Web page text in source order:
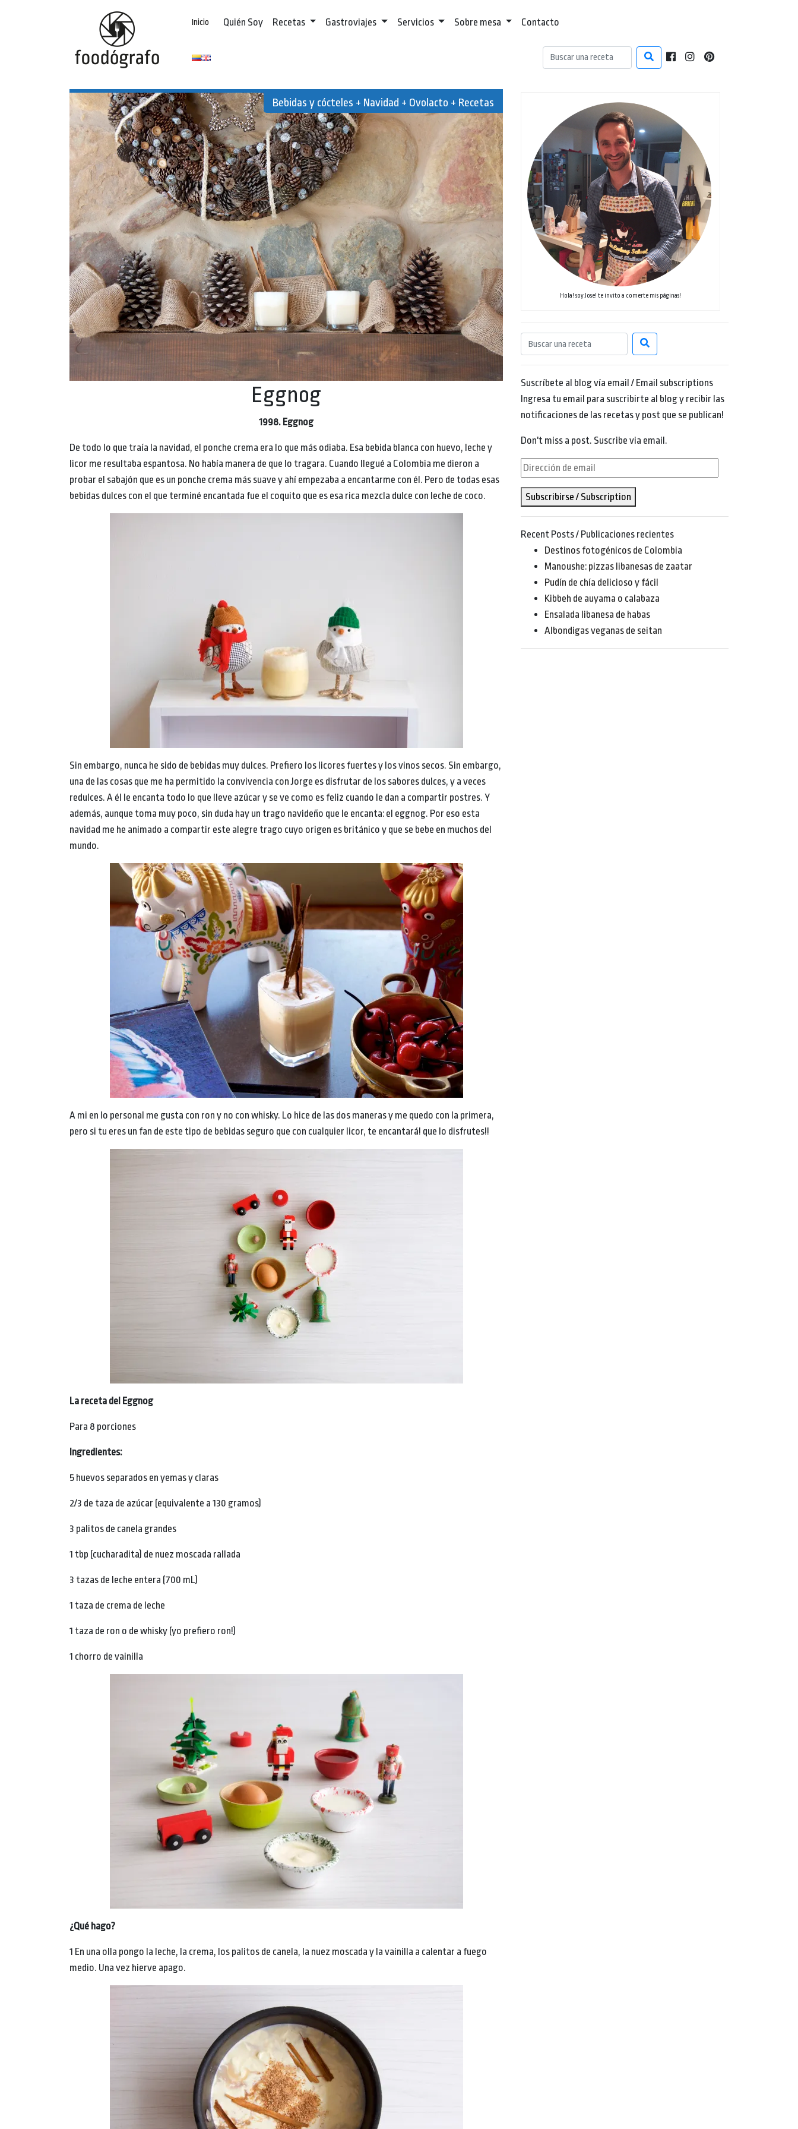
Inicio Quién Soy Recetas Gastroviajes Servicios Sobre mesa Contacto
Bebidas y cócteles + Navidad + Ovolacto + Recetas
Eggnog
1998. Eggnog
De todo lo que traía la navidad, el ponche crema era lo que más odiaba. Esa bebida blanca con huevo, leche y
licor me resultaba espantosa. No había manera de que lo tragara. Cuando llegué a Colombia me dieron a
probar el sabajón que es un ponche crema más suave y ahí empezaba a encantarme con él. Pero de todas esas
bebidas dulces con el que terminé encantada fue el coquito que es esa rica mezcla dulce con leche de coco.
Sin embargo, nunca he sido de bebidas muy dulces. Prefiero los licores fuertes y los vinos secos. Sin embargo,
una de las cosas que me ha permitido la convivencia con Jorge es disfrutar de los sabores dulces, y a veces
redulces. A él le encanta todo lo que lleve azúcar y se ve como es feliz cuando le dan a compartir postres. Y
además, aunque toma muy poco, sin duda hay un trago navideño que le encanta: el eggnog. Por eso esta
navidad me he animado a compartir este alegre trago cuyo origen es británico y que se bebe en muchos del
mundo.
A mi en lo personal me gusta con ron y no con whisky. Lo hice de las dos maneras y me quedo con la primera,
pero si tu eres un fan de este tipo de bebidas seguro que con cualquier licor, te encantará! que lo disfrutes!!
La receta del Eggnog
Para 8 porciones
Ingredientes:
5 huevos separados en yemas y claras
2/3 de taza de azúcar (equivalente a 130 gramos)
3 palitos de canela grandes
1 tbp (cucharadita) de nuez moscada rallada
3 tazas de leche entera (700 mL)
1 taza de crema de leche
1 taza de ron o de whisky (yo prefiero ron!)
1 chorro de vainilla
¿Qué hago?
1 En una olla pongo la leche, la crema, los palitos de canela, la nuez moscada y la vainilla a calentar a fuego
medio. Una vez hierve apago.
Hola! soy Jose! te invito a comerte mis páginas!
Suscríbete al blog vía email / Email subscriptions
Ingresa tu email para suscribirte al blog y recibir las
notificaciones de las recetas y post que se publican!
Don't miss a post. Suscribe via email.
Dirección
de
email
Subscribirse / Subscription
Recent Posts / Publicaciones recientes
Destinos fotogénicos de Colombia
Manoushe: pizzas libanesas de zaatar
Pudín de chía delicioso y fácil
Kibbeh de auyama o calabaza
Ensalada libanesa de habas
Albondigas veganas de seitan